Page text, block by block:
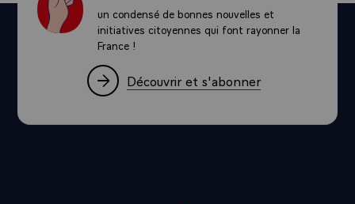
un condensé de bonnes nouvelles et
initiatives citoyennes qui font rayonner la
France !
Découvrir et s'abonner